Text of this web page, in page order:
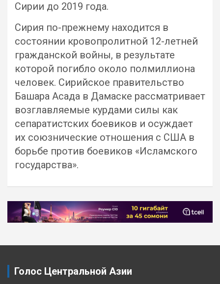
Сирии до 2019 года.
Сирия по-прежнему находится в
состоянии кровопролитной 12-летней
гражданской войны, в результате
которой погибло около полмиллиона
человек. Сирийское правительство
Башара Асада в Дамаске рассматривает
возглавляемые курдами силы как
сепаратистских боевиков и осуждает
их союзнические отношения с США в
борьбе против боевиков «Исламского
государства».
Навигация
по
Голос Центральной Азии